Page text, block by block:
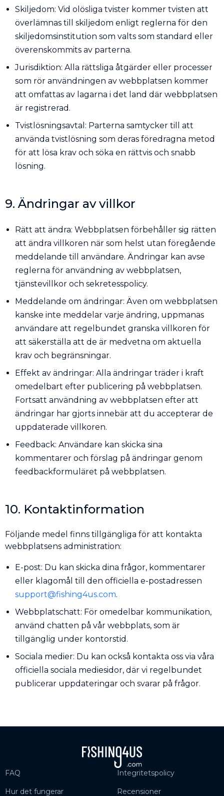
Skiljedom: Vid olösliga tvister kommer tvisten att
överlämnas till skiljedom enligt reglerna för den
skiljedomsinstitution som valts som standard eller
överenskommits av parterna.
Jurisdiktion: Alla rättsliga åtgärder eller processer
som rör användningen av webbplatsen kommer
att omfattas av lagarna i det land där webbplatsen
är registrerad.
Tvistlösningsavtal: Parterna samtycker till att
använda tvistlösning som deras föredragna metod
för att lösa krav och söka en rättvis och snabb
lösning.
9. Ändringar av villkor
Rätt att ändra: Webbplatsen förbehåller sig rätten
att ändra villkoren när som helst utan föregående
meddelande till användare. Ändringar kan avse
reglerna för användning av webbplatsen,
tjänstevillkor och sekretesspolicy.
Meddelande om ändringar: Även om webbplatsen
kanske inte meddelar varje ändring, uppmanas
användare att regelbundet granska villkoren för
att säkerställa att de är medvetna om aktuella
krav och begränsningar.
Effekt av ändringar: Alla ändringar träder i kraft
omedelbart efter publicering på webbplatsen.
Fortsatt användning av webbplatsen efter att
ändringar har gjorts innebär att du accepterar de
uppdaterade villkoren.
Feedback: Användare kan skicka sina
kommentarer och förslag på ändringar genom
feedbackformuläret på webbplatsen.
10. Kontaktinformation
Följande medel finns tillgängliga för att kontakta
webbplatsens administration:
E-post: Du kan skicka dina frågor, kommentarer
eller klagomål till den officiella e-postadressen
support@fishing4us.com.
Webbplatschatt: För omedelbar kommunikation,
använd chatten på vår webbplats, som är
tillgänglig under kontorstid.
Sociala medier: Du kan också kontakta oss via våra
officiella sociala mediesidor, där vi regelbundet
publicerar uppdateringar och svarar på frågor.
FAQ
Hur det fungerar
Integritetspolicy
Recensioner